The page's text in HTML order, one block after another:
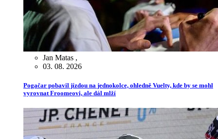
Jan Matas ,
03. 08. 2026
Pogačar pobavil jízdou na jednokolce, ohledně Vuelty, kde by se mohl
vyrovnat Froomeovi, ale dál mlží